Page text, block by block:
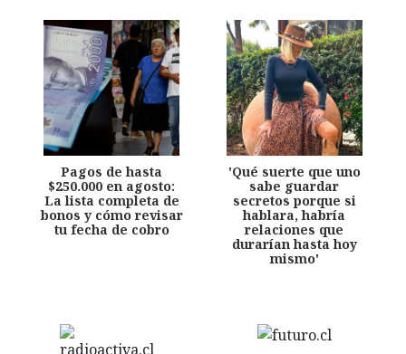
Pagos de hasta
$250.000 en agosto:
La lista completa de
bonos y cómo revisar
tu fecha de cobro
'Qué suerte que uno
sabe guardar
secretos porque si
hablara, habría
relaciones que
durarían hasta hoy
mismo'